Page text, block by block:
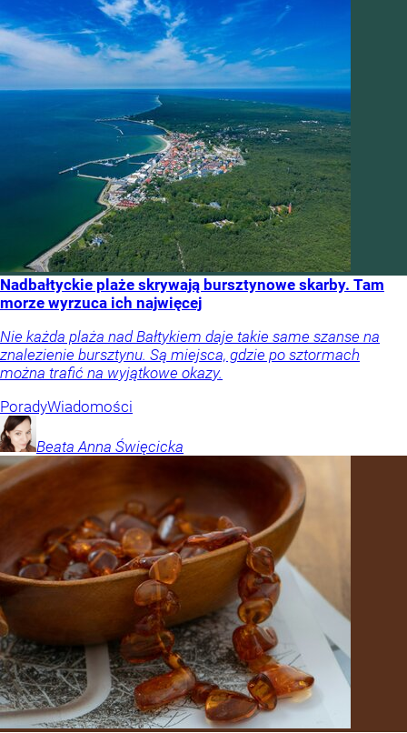
Nadbałtyckie plaże skrywają bursztynowe skarby. Tam
morze wyrzuca ich najwięcej
Nie każda plaża nad Bałtykiem daje takie same szanse na
znalezienie bursztynu. Są miejsca, gdzie po sztormach
można trafić na wyjątkowe okazy.
PoradyWiadomości
Beata Anna Święcicka